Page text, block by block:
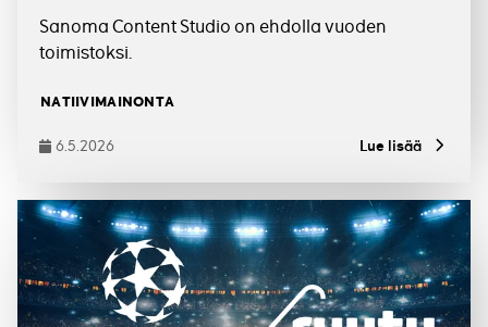
Sanoma Content Studio on ehdolla vuoden
toimistoksi.
Tagit
NATIIVIMAINONTA
Julkaistu
6.5.2026 Lue lisää